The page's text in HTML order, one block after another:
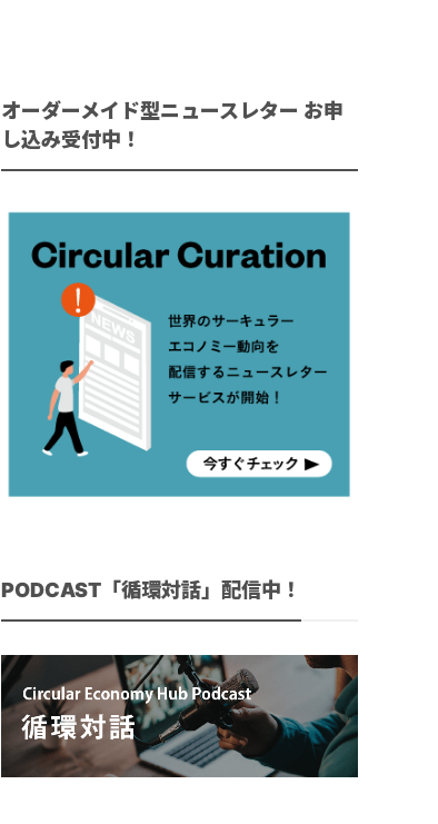
オーダーメイド型ニュースレター お申
し込み受付中！
PODCAST「循環対話」配信中！